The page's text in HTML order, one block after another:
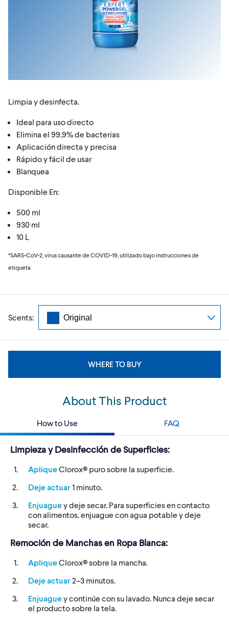
Limpia y desinfecta.
Ideal para uso directo
Elimina el 99,9% de bacterias
Aplicación directa y precisa
Rápido y fácil de usar
Blanquea
Disponible En:
500 ml
930 ml
10 L
*SARS-CoV-2, virus causante de COVID-19, utilizado bajo instrucciones de
etiqueta
Scents:
WHERE TO BUY
About This Product
How to Use FAQ
Limpieza y Desinfección de Superficies:
ApliqueClorox® puro sobre la superficie.
Deje actuar1 minuto.
Enjuaguey deje secar. Para superficies en contacto
con alimentos, enjuague con agua potable y deje
secar.
Remoción de Manchas en Ropa Blanca:
ApliqueClorox® sobre la mancha.
Deje actuar2–3 minutos.
Enjuaguey continúe con su lavado. Nunca deje secar
el producto sobre la tela.